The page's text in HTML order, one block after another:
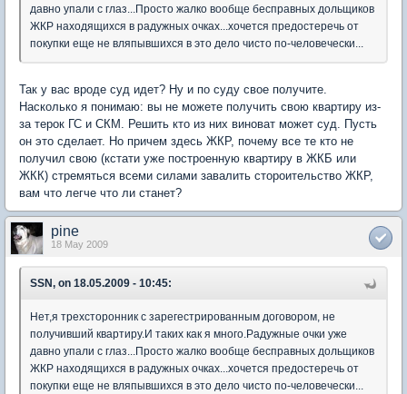
давно упали с глаз...Просто жалко вообще бесправных дольщиков
ЖКР находящихся в радужных очках...хочется предостеречь от
покупки еще не вляпывшихся в это дело чисто по-человечески...
Так у вас вроде суд идет? Ну и по суду свое получите.
Насколько я понимаю: вы не можете получить свою квартиру из-
за терок ГС и СКМ. Решить кто из них виноват может суд. Пусть
он это сделает. Но причем здесь ЖКР, почему все те кто не
получил свою (кстати уже построенную квартиру в ЖКБ или
ЖКК) стремяться всеми силами завалить стороительство ЖКР,
вам что легче что ли станет?
pine
18 May 2009
SSN, on 18.05.2009 - 10:45:
Нет,я трехсторонник с зарегестрированным договором, не
получивший квартиру.И таких как я много.Радужные очки уже
давно упали с глаз...Просто жалко вообще бесправных дольщиков
ЖКР находящихся в радужных очках...хочется предостеречь от
покупки еще не вляпывшихся в это дело чисто по-человечески...